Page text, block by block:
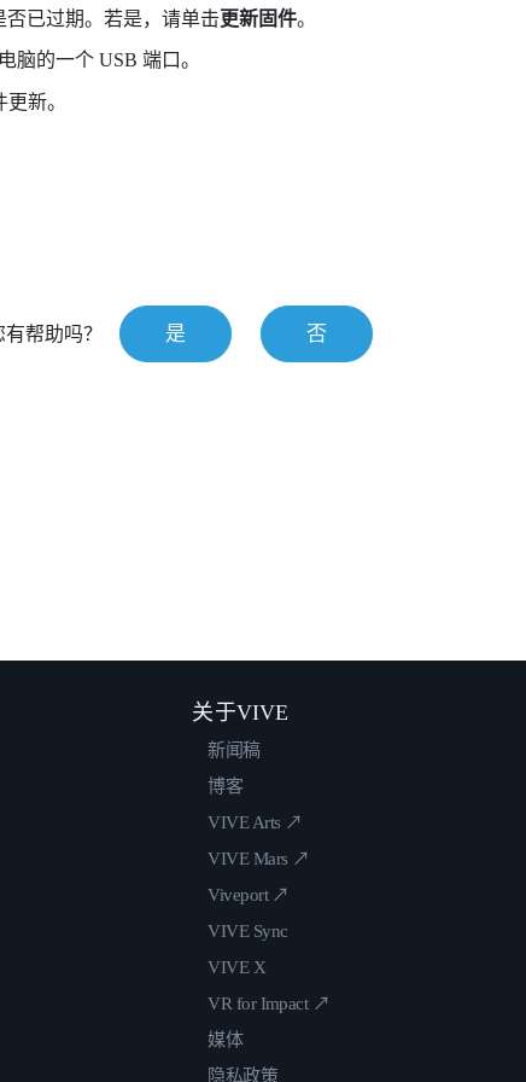
已过期。若是，请单击更新固件。
脑的一个 USB 端口。
新。
帮助吗？ 是 否
关于VIVE
新闻稿
博客
VIVE Arts ↗
VIVE Mars ↗
Viveport ↗
VIVE Sync
VIVE X
VR for Impact ↗
媒体
隐私政策